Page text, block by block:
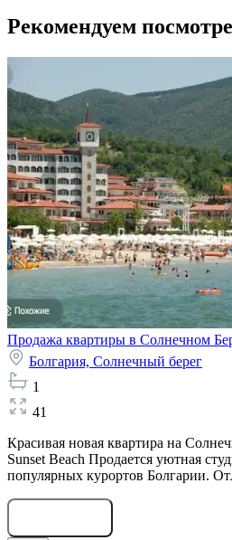
Рекомендуем
Продажа квартиры в Солнечном
Болгария, Солнечный берег
1
41
Красивая новая квартира на
Sunset Beach Продается уютная
популярных курортов Болгарии.